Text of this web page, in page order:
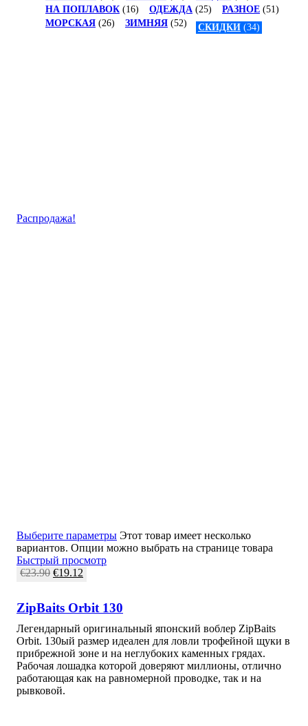
НА ПОПЛАВОК (16) ОДЕЖДА (25) РАЗНОЕ (51)
МОРСКАЯ (26) ЗИМНЯЯ (52) СКИДКИ (34)
Распродажа!
Выберите параметры Этот товар имеет несколько
вариантов. Опции можно выбрать на странице товара
Быстрый просмотр
€23.90 €19.12
ZipBaits Orbit 130
Легендарный оригинальный японский воблер ZipBaits
Orbit. 130ый размер идеален для ловли трофейной щуки в
прибрежной зоне и на неглубоких каменных грядах.
Рабочая лошадка которой доверяют миллионы, отлично
работающая как на равномерной проводке, так и на
рывковой.